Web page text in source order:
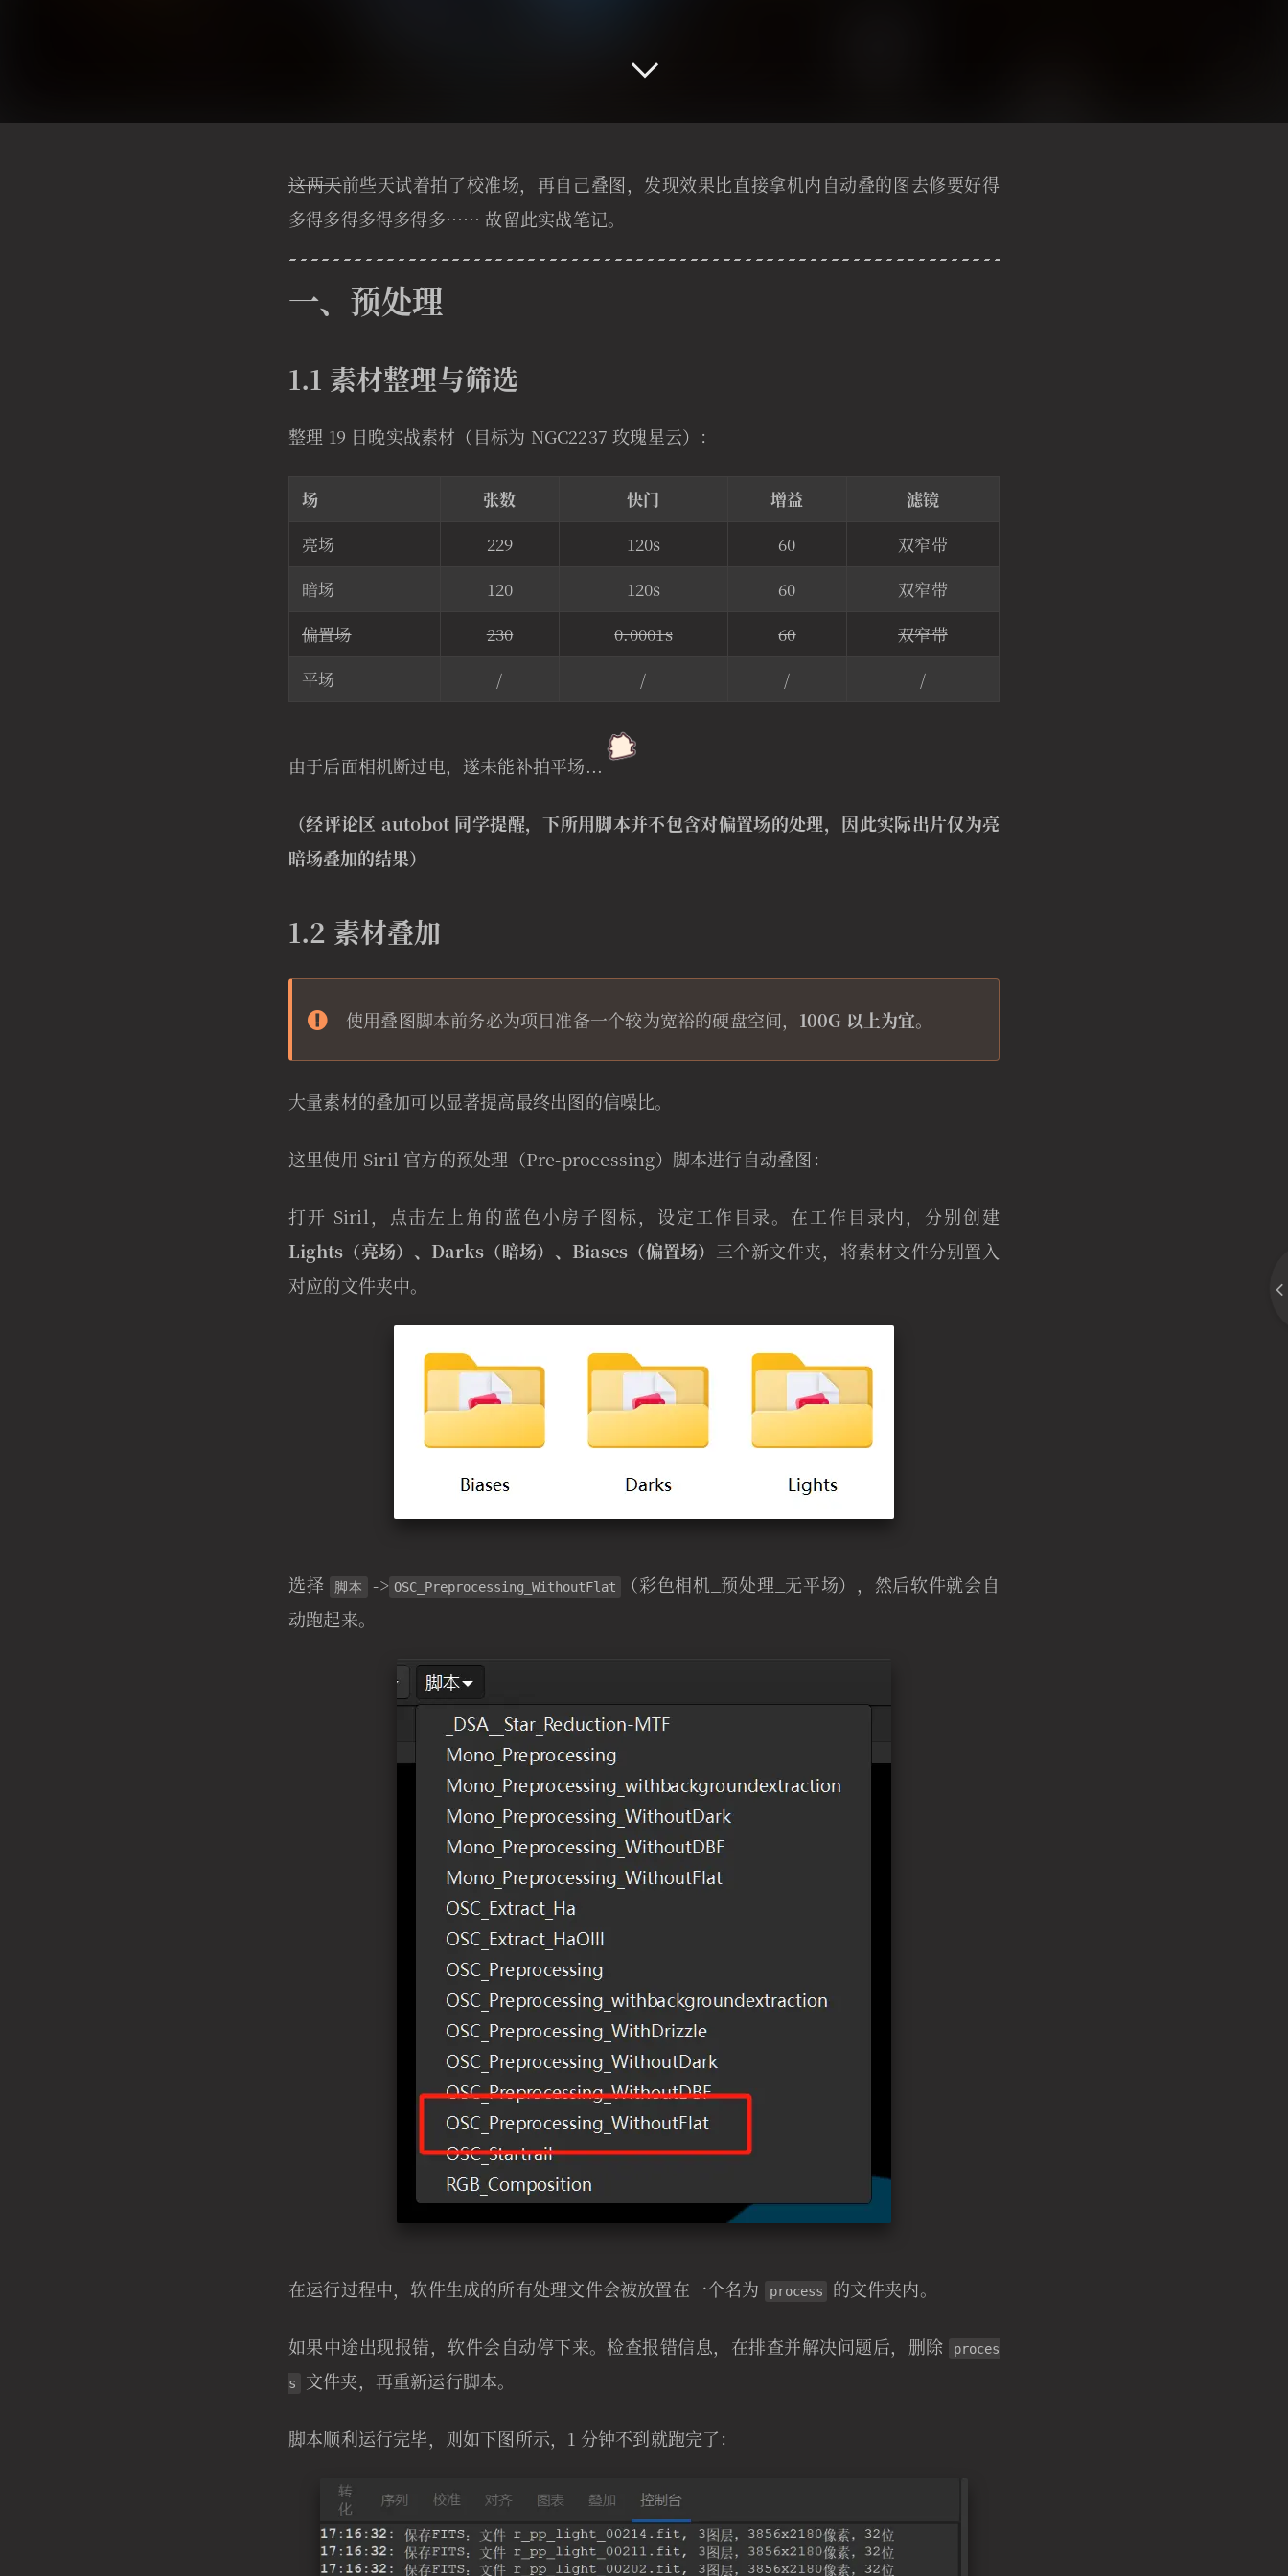
这两天前些天试着拍了校准场，再自己叠图，发现效果比直接拿机内自动叠的图去修要好得
多得多得多得多得多…… 故留此实战笔记。
一、预处理
1.1 素材整理与筛选
整理 19 日晚实战素材（目标为 NGC2237 玫瑰星云）：
场 张数 快门 增益
滤镜
亮场
229 120s 60
双窄带
暗场
120 120s 60
双窄带
偏置场
230 0.0001s 60
双窄带
平场
/ / / /
由于后面相机断过电，遂未能补拍平场...
（经评论区 autobot 同学提醒，下所用脚本并不包含对偏置场的处理，因此实际出片仅为亮
暗场叠加的结果）
1.2 素材叠加
使用叠图脚本前务必为项目准备一个较为宽裕的硬盘空间， 100G 以上为宜。
大量素材的叠加可以显著提高最终出图的信噪比。
这里使用 Siril 官方的预处理（Pre-processing）脚本进行自动叠图：
打开 Siril，点击左上角的蓝色小房子图标，设定工作目录。在工作目录内，分别创建
Lights（亮场）、Darks（暗场）、Biases（偏置场） 三个新文件夹，将素材文件分别置入
对应的文件夹中。
选择 脚本 -> OSC_Preprocessing_WithoutFlat
（彩色相机_预处理_无平场），然后软件就会自
动跑起来。
在运行过程中，软件生成的所有处理文件会被放置在一个名为 process 的文件夹内。
如果中途出现报错，软件会自动停下来。检查报错信息，在排查并解决问题后，删除 proces
s 文件夹，再重新运行脚本。
脚本顺利运行完毕，则如下图所示，1 分钟不到就跑完了：